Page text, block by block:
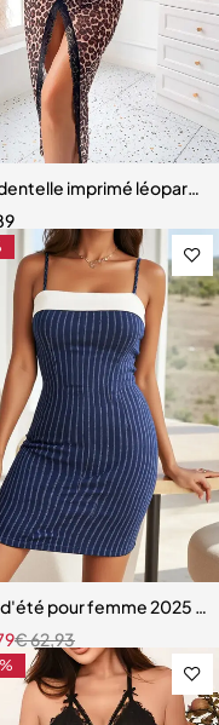
haute et effet
imprimé léopard
lingerie assortie pour
pour femme 2025
€62,93